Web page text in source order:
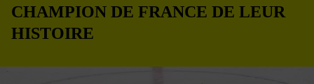
CHAMPION DE FRANCE DE LEUR
HISTOIRE